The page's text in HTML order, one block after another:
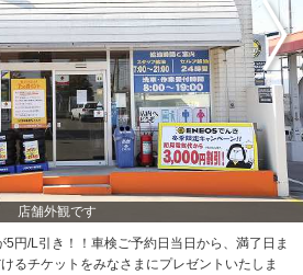
店舗外観です
/L引き！！車検ご予約日当日から、満了日ま
るチケットをみなさまにプレゼントいたしま